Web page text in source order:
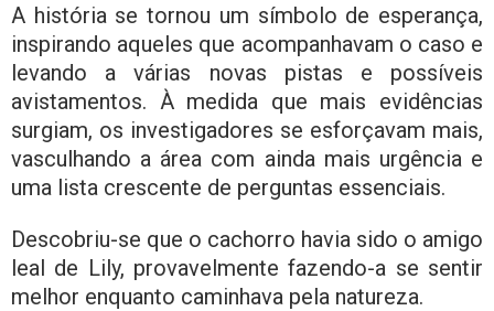
A história se tornou um símbolo de esperança,
inspirando aqueles que acompanhavam o caso e
levando a várias novas pistas e possíveis
avistamentos. À medida que mais evidências
surgiam, os investigadores se esforçavam mais,
vasculhando a área com ainda mais urgência e
uma lista crescente de perguntas essenciais.
Descobriu-se que o cachorro havia sido o amigo
leal de Lily, provavelmente fazendo-a se sentir
melhor enquanto caminhava pela natureza.